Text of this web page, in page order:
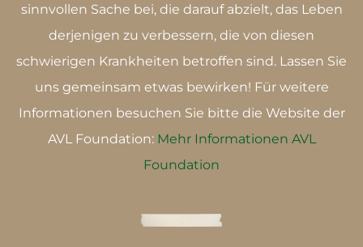
sinnvollen Sache bei, die darauf abzielt, das Leben
derjenigen zu verbessern, die von diesen
schwierigen Krankheiten betroffen sind. Lassen Sie
uns gemeinsam etwas bewirken! Für weitere
Informationen besuchen Sie bitte die Website der
AVL Foundation: Mehr Informationen AVL
Foundation